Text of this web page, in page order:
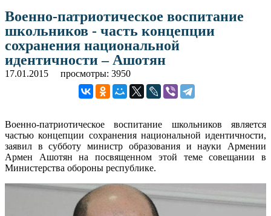
Военно-патриотическое воспитание
школьников - часть концепции
сохранения национальной
идентичности – Ашотян
17.01.2015 просмотры: 3950
Военно-патриотическое воспитание школьников является
частью концепции сохранения национальной идентичности,
заявил в субботу министр образования и науки Армении
Армен Ашотян на посвященном этой теме совещании в
Министерства обороны республике.